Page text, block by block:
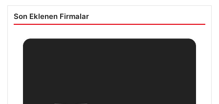
Son Eklenen Firmalar